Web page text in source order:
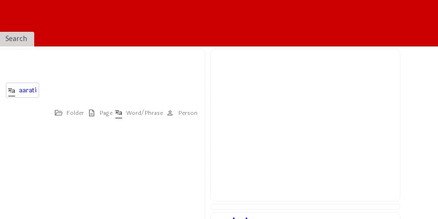
Search
aarati
Folder Page Word/Phrase Person